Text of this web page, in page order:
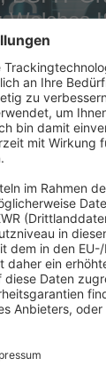
Welches
|